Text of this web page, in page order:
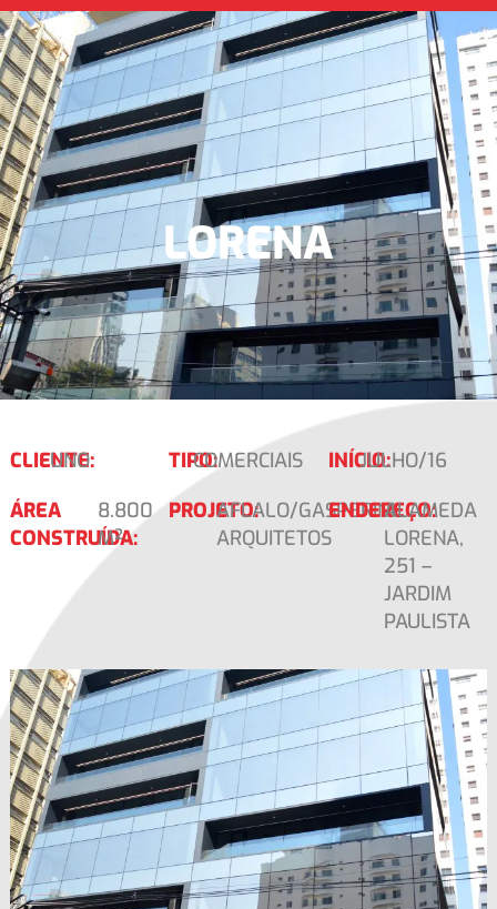
LORENA
CLIENTE:
UNO TIPO:COMERCIAIS INÍCIO:JULHO/16
ÁREA
CONSTRUÍDA:
8.800
M²
PROJETO:AFLALO/GASPERINI
ARQUITETOS
ENDEREÇO:
ALAMEDA
LORENA,
251 –
JARDIM
PAULISTA